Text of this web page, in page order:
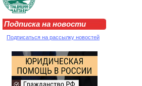
Подписка на новости
Подписаться на рассылку новостей